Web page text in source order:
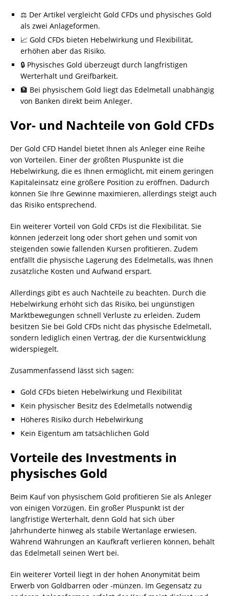
⚖️ Der Artikel vergleicht Gold CFDs und physisches Gold
als zwei Anlageformen.
📈 Gold CFDs bieten Hebelwirkung und Flexibilität,
erhöhen aber das Risiko.
🔒 Physisches Gold überzeugt durch langfristigen
Werterhalt und Greifbarkeit.
🏦 Bei physischem Gold liegt das Edelmetall unabhängig
von Banken direkt beim Anleger.
Vor- und Nachteile von Gold CFDs
Der Gold CFD Handel bietet Ihnen als Anleger eine Reihe
von Vorteilen. Einer der größten Pluspunkte ist die
Hebelwirkung, die es Ihnen ermöglicht, mit einem geringen
Kapitaleinsatz eine größere Position zu eröffnen. Dadurch
können Sie Ihre Gewinne maximieren, allerdings steigt auch
das Risiko entsprechend.
Ein weiterer Vorteil von Gold CFDs ist die Flexibilität. Sie
können jederzeit long oder short gehen und somit von
steigenden sowie fallenden Kursen profitieren. Zudem
entfällt die physische Lagerung des Edelmetalls, was Ihnen
zusätzliche Kosten und Aufwand erspart.
Allerdings gibt es auch Nachteile zu beachten. Durch die
Hebelwirkung erhöht sich das Risiko, bei ungünstigen
Marktbewegungen schnell Verluste zu erleiden. Zudem
besitzen Sie bei Gold CFDs nicht das physische Edelmetall,
sondern lediglich einen Vertrag, der die Kursentwicklung
widerspiegelt.
Zusammenfassend lässt sich sagen:
Gold CFDs bieten Hebelwirkung und Flexibilität
Kein physischer Besitz des Edelmetalls notwendig
Höheres Risiko durch Hebelwirkung
Kein Eigentum am tatsächlichen Gold
Vorteile des Investments in
physisches Gold
Beim Kauf von physischem Gold profitieren Sie als Anleger
von einigen Vorzügen. Ein großer Pluspunkt ist der
langfristige Werterhalt, denn Gold hat sich über
Jahrhunderte hinweg als stabile Wertanlage erwiesen.
Während Währungen an Kaufkraft verlieren können, behält
das Edelmetall seinen Wert bei.
Ein weiterer Vorteil liegt in der hohen Anonymität beim
Erwerb von Goldbarren oder -münzen. Im Gegensatz zu